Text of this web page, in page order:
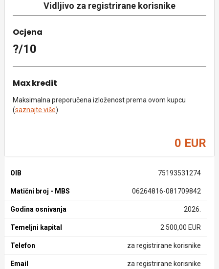
Vidljivo za registrirane korisnike
Ocjena
?/10
Max kredit
Maksimalna preporučena izloženost prema ovom kupcu
(saznajte više).
0 EUR
OIB 75193531274
Matični broj - MBS 06264816-081709842
Godina osnivanja 2026.
Temeljni kapital 2.500,00 EUR
Telefon za registrirane korisnike
Email za registrirane korisnike